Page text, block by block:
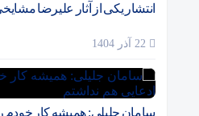
انتشار یکی از آثار علیرضا
سامان جلیلی: همیشه کار خودم